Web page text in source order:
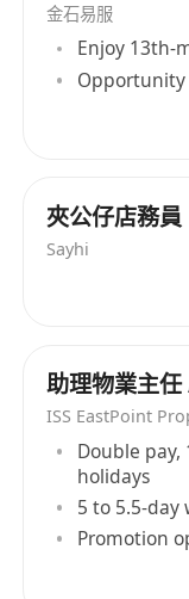
3. 處理及優化員
理及培訓發展項
4. 管理員工勞動
5. 計算每月薪
8. 協助完成組織
化的建設及推動
9. 協助董事及管
要求:
1. 大學畢業或以
理或相關學科畢
2. 3-5年以上全
訓的能力與經驗
3. 熟悉香港勞工
金石易服
Enjoy 13th-
夾公仔店務員
Sayhi
助理物業主
ISS EastPoint
Double pay,
holidays
5 to 5.5-day
Promotion